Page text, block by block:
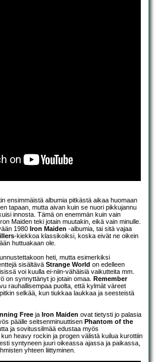
ensimmäistä albumia pitkästä aikaa huomaan
tapaan, mutta aivan kuin se nuori pikkujannu
innosta. Tämä on enemmän kuin vain
Maiden teki jotain muutakin, eikä vain minulle.
1980 Iron Maiden -albumia, tai sitä vajaa
-kiekkoa klassikoiksi, koska eivät ne oikein
huttuakaan ole.
heti, mutta esimerkiksi
sisältävä Strange World on edelleen
voi kuulla ei-niin-vähäisiä vaikutteita mm.
on synnyttänyt jo jotain omaa. Remember
rauhallisempaa puolta, että kylmät väreet
selkää, kun tiukkaa laukkaa ja seesteistä
Free ja Iron Maiden ovat tietysti jo palasia
päälle seitsenminuuttisen Phantom of the
ja sovitussilmää edustaa myös
kun heavy rockin ja progen välistä kuilua kurottiin
syntyneen juuri oikeassa ajassa ja paikassa,
yhteen liittyminen.